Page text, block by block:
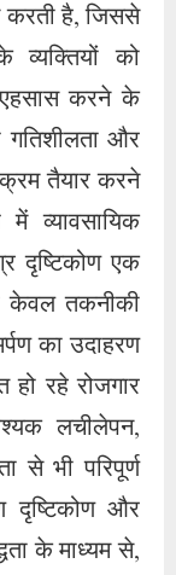
करती है, जिससे
व्यक्तियों को
एहसास करने के
गतिशीलता और
तैयार करने
व्यावसायिक
दृष्टिकोण एक
केवल तकनीकी
का उदाहरण
रहे रोजगार
लचीलेपन,
से भी परिपूर्ण
दृष्टिकोण और
के माध्यम से,